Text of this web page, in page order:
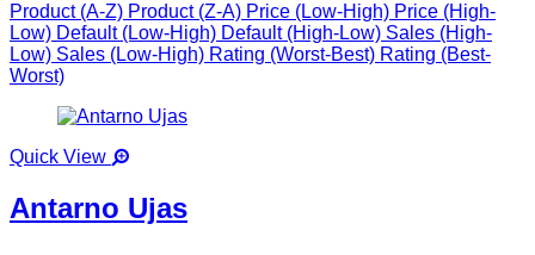
Product (A-Z) Product (Z-A) Price (Low-High) Price (High-
Low) Default (Low-High) Default (High-Low) Sales (High-
Low) Sales (Low-High) Rating (Worst-Best) Rating (Best-
Worst)
Quick View
Antarno Ujas